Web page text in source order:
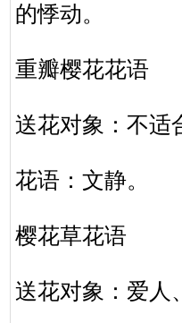
的悸动。
重瓣樱花花语
送花对象：不适
花语：文静。
樱花草花语
送花对象：爱人